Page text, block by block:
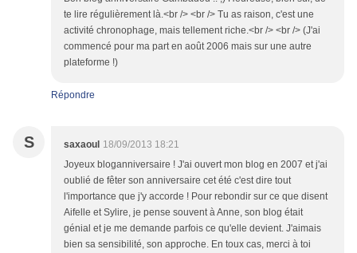
te lire régulièrement là.<br /> <br /> Tu as raison, c'est une
activité chronophage, mais tellement riche.<br /> <br /> (J'ai
commencé pour ma part en août 2006 mais sur une autre
plateforme !)
Répondre
S saxaoul 18/09/2013 18:21
Joyeux bloganniversaire ! J'ai ouvert mon blog en 2007 et j'ai
oublié de fêter son anniversaire cet été c'est dire tout
l'importance que j'y accorde ! Pour rebondir sur ce que disent
Aifelle et Sylire, je pense souvent à Anne, son blog était
génial et je me demande parfois ce qu'elle devient. J'aimais
bien sa sensibilité, son approche. En toux cas, merci à toi